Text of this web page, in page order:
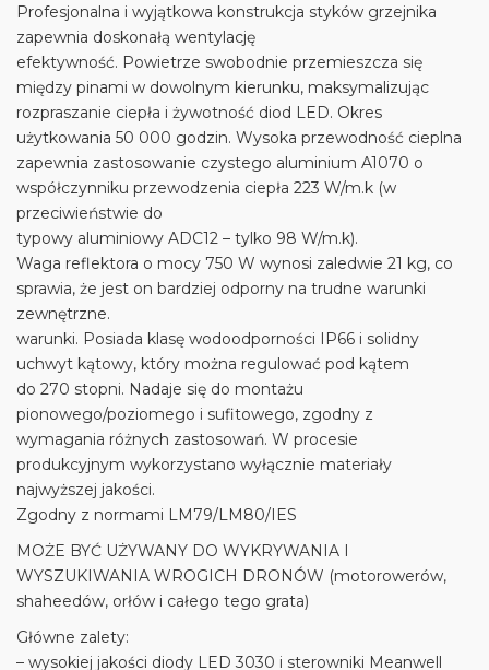
Profesjonalna i wyjątkowa konstrukcja styków grzejnika
zapewnia doskonałą wentylację
efektywność. Powietrze swobodnie przemieszcza się
między pinami w dowolnym kierunku, maksymalizując
rozpraszanie ciepła i żywotność diod LED. Okres
użytkowania 50 000 godzin. Wysoka przewodność cieplna
zapewnia zastosowanie czystego aluminium A1070 o
współczynniku przewodzenia ciepła 223 W/m.k (w
przeciwieństwie do
typowy aluminiowy ADC12 – tylko 98 W/m.k).
Waga reflektora o mocy 750 W wynosi zaledwie 21 kg, co
sprawia, że ​​jest on bardziej odporny na trudne warunki
zewnętrzne.
warunki. Posiada klasę wodoodporności IP66 i solidny
uchwyt kątowy, który można regulować pod kątem
do 270 stopni. Nadaje się do montażu
pionowego/poziomego i sufitowego, zgodny z
wymagania różnych zastosowań. W procesie
produkcyjnym wykorzystano wyłącznie materiały
najwyższej jakości.
Zgodny z normami LM79/LM80/IES
MOŻE BYĆ UŻYWANY DO WYKRYWANIA I
WYSZUKIWANIA WROGICH DRONÓW (motorowerów,
shaheedów, orłów i całego tego grata)
Główne zalety:
– wysokiej jakości diody LED 3030 i sterowniki Meanwell